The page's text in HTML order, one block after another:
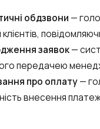
обдзвони —
заявок—
передачею
про оплату—
внесення